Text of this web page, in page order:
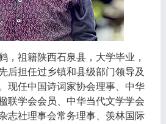
，祖籍陕西石泉县，大学毕业，
后担任过乡镇和县级部门领导及
现任中国诗词家协会理事、中华
联学会会员、中华当代文学学会
志社理事会常务理事、羡林国际